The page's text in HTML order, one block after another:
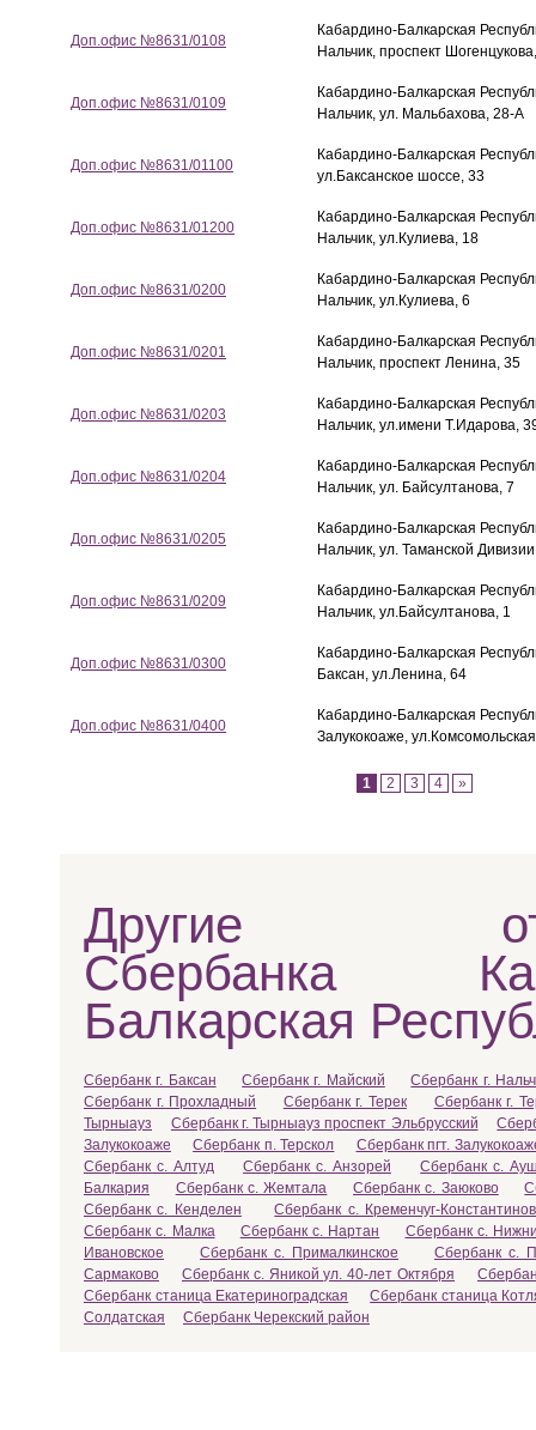
Доп.офис №8631/0108
Кабардино-Балкарская
Нальчик, проспект
Доп.офис №8631/0109
Кабардино-Балкарская
Нальчик, ул. Мальбахова, 28-А
Доп.офис №8631/01100
Кабардино-Балкарская
ул.Баксанское шоссе, 33
Доп.офис №8631/01200
Кабардино-Балкарская
Нальчик, ул.Кулиева, 18
Доп.офис №8631/0200
Кабардино-Балкарская
Нальчик, ул.Кулиева, 6
Доп.офис №8631/0201
Кабардино-Балкарская
Нальчик, проспект Ленина, 35
Доп.офис №8631/0203
Кабардино-Балкарская
Нальчик, ул.имени Т.Идарова,
Доп.офис №8631/0204
Кабардино-Балкарская
Нальчик, ул. Байсултанова, 7
Доп.офис №8631/0205
Кабардино-Балкарская
Нальчик, ул. Таманской
Доп.офис №8631/0209
Кабардино-Балкарская
Нальчик, ул.Байсултанова, 1
Доп.офис №8631/0300
Кабардино-Балкарская
Баксан, ул.Ленина, 64
Доп.офис №8631/0400
Кабардино-Балкарская
Залукокоаже,
1 2 3 4 »
Другие
Сбербанка
Балкарская
Сбербанк г. Баксан Сбербанк г. Майский
Сбербанк г.
Сбербанк г. Прохладный
Сбербанк г. Терек
Сбербанк г.
Тырныауз
Сбербанк г. Тырныауз проспект Эльбрусский
Залукокоаже
Сбербанк п. Терскол
Сбербанк пгт.
Сбербанк с. Алтуд
Сбербанк с. Анзорей
Сбербанк с.
Балкария
Сбербанк с. Жемтала Сбербанк с. Заюково
Сбербанк с. Кенделен
Сбербанк с. Кременчуг-
Сбербанк с. Малка
Сбербанк с. Нартан
Сбербанк с.
Ивановское
Сбербанк с. Прималкинское
Сбербанк с.
Сармаково
Сбербанк с. Яникой ул. 40-лет Октября
Сбербанк станица Екатериноградская
Сбербанк станица
Солдатская
Сбербанк Черекский район